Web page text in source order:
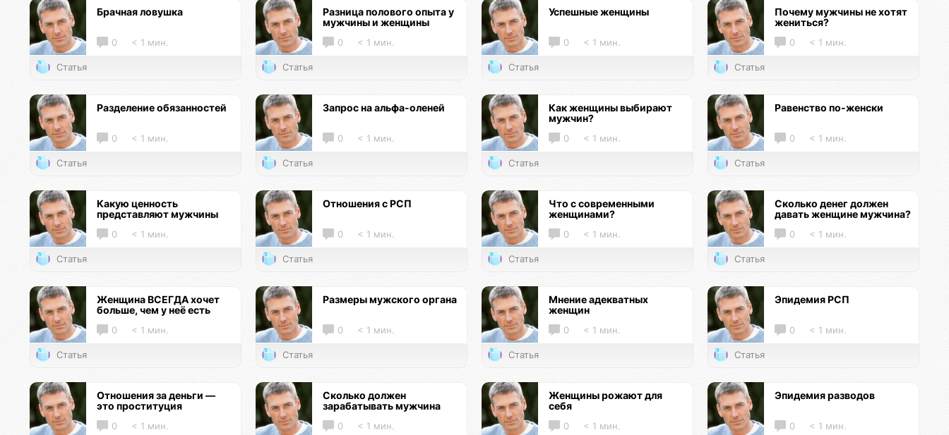
Брачная ловушка
0 < 1 мин.
Статья
Разница полового опыта у
мужчины и женщины
0 < 1 мин.
Статья
Успешные женщины
0 < 1 мин.
Статья
Почему мужчины не хотят
жениться?
0 < 1 мин.
Статья
Разделение обязанностей
0 < 1 мин.
Статья
Запрос на альфа-оленей
0 < 1 мин.
Статья
Как женщины выбирают
мужчин?
0 < 1 мин.
Статья
Равенство по-женски
0 < 1 мин.
Статья
Какую ценность
представляют мужчины
0 < 1 мин.
Статья
Отношения с РСП
0 < 1 мин.
Статья
Что с современными
женщинами?
0 < 1 мин.
Статья
Сколько денег должен
давать женщине мужчина?
0 < 1 мин.
Статья
Женщина ВСЕГДА хочет
больше, чем у неё есть
0 < 1 мин.
Статья
Размеры мужского органа
0 < 1 мин.
Статья
Мнение адекватных
женщин
0 < 1 мин.
Статья
Эпидемия РСП
0 < 1 мин.
Статья
Отношения за деньги —
это проституция
0 < 1 мин.
Сколько должен
зарабатывать мужчина
0 < 1 мин.
Женщины рожают для
себя
0 < 1 мин.
Эпидемия разводов
0 < 1 мин.